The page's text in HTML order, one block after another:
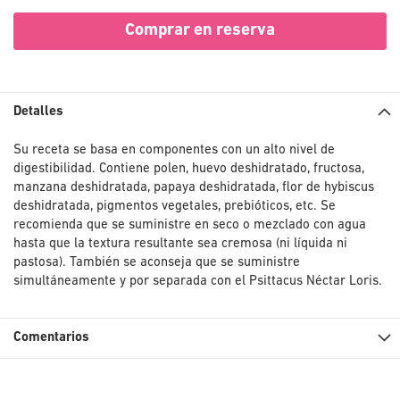
Comprar en reserva
Detalles
Su receta se basa en componentes con un alto nivel de
digestibilidad. Contiene polen, huevo deshidratado, fructosa,
manzana deshidratada, papaya deshidratada, flor de hybiscus
deshidratada, pigmentos vegetales, prebióticos, etc. Se
recomienda que se suministre en seco o mezclado con agua
hasta que la textura resultante sea cremosa (ni líquida ni
pastosa). También se aconseja que se suministre
simultáneamente y por separada con el Psittacus Néctar Loris.
Comentarios